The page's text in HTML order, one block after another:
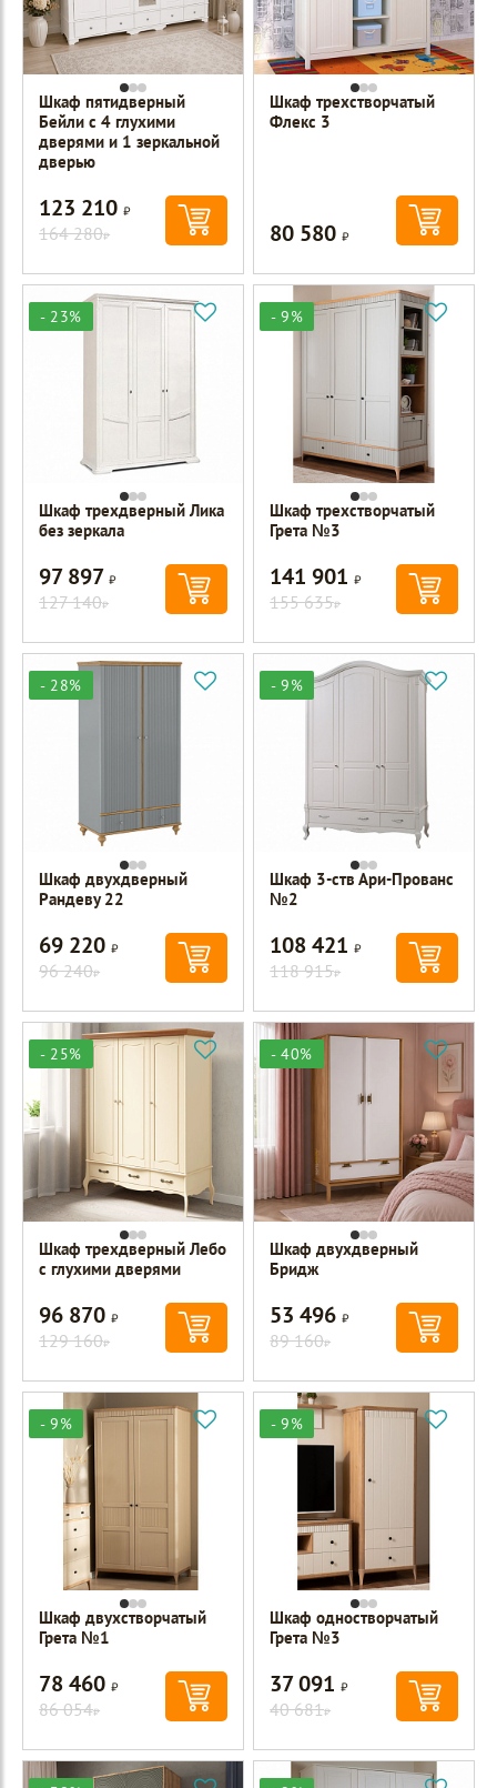
Шкаф пятидверный
Бейли с 4 глухими
дверями и 1 зеркальной
дверью
123 210Р
164 280Р
Шкаф трехстворчатый
Флекс 3
80 580Р
- 23%
Шкаф трехдверный Лика
без зеркала
97 897Р
127 140Р
- 9%
Шкаф трехстворчатый
Грета №3
141 901Р
155 635Р
- 28%
Шкаф двухдверный
Рандеву 22
69 220Р
96 240Р
- 9%
Шкаф 3-ств Ари-Прованс
№2
108 421Р
118 915Р
- 25%
Шкаф трехдверный Лебо
с глухими дверями
96 870Р
129 160Р
- 40%
Шкаф двухдверный
Бридж
53 496Р
89 160Р
- 9%
Шкаф двухстворчатый
Грета №1
78 460Р
86 054Р
- 9%
Шкаф одностворчатый
Грета №3
37 091Р
40 681Р